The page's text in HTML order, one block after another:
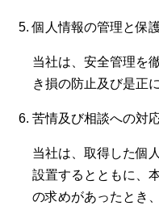
個人情報の管理と保
当社は、安全管理を
き損の防止及び是正
苦情及び相談への対
当社は、取得した個
設置するとともに、
の求めがあったとき